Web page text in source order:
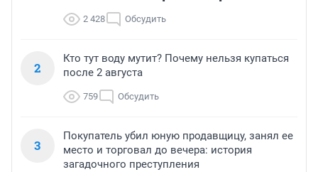
2 428 Обсудить
2
Кто тут воду мутит? Почему нельзя купаться
после 2 августа
759 Обсудить
3
Покупатель убил юную продавщицу, занял ее
место и торговал до вечера: история
загадочного преступления